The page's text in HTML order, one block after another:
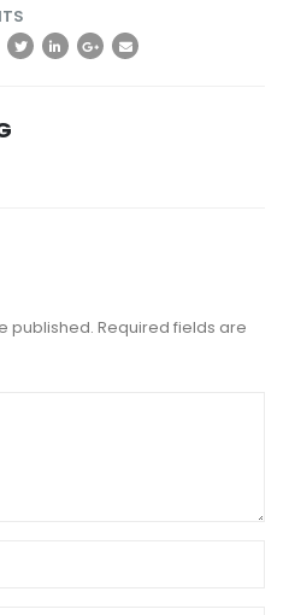
published. Required fields are